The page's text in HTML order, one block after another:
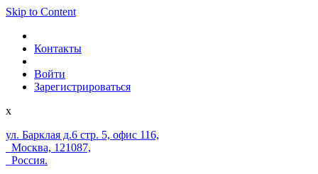
Skip to Content
Контакты
Войти
Зарегистрироваться
x
ул. Барклая д.6 стр. 5, офис 116,
Москва, 121087,
Россия.